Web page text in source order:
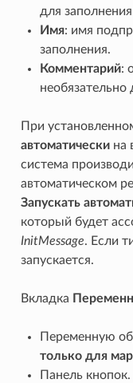
для
Имя: имя
заполнения.
Комментарий:
необязательно
При
автоматическина
система
автоматическом
Запускать
который будет
InitMessage. Если
запускается.
Вкладка
Переменную
только для
Панель кнопок.